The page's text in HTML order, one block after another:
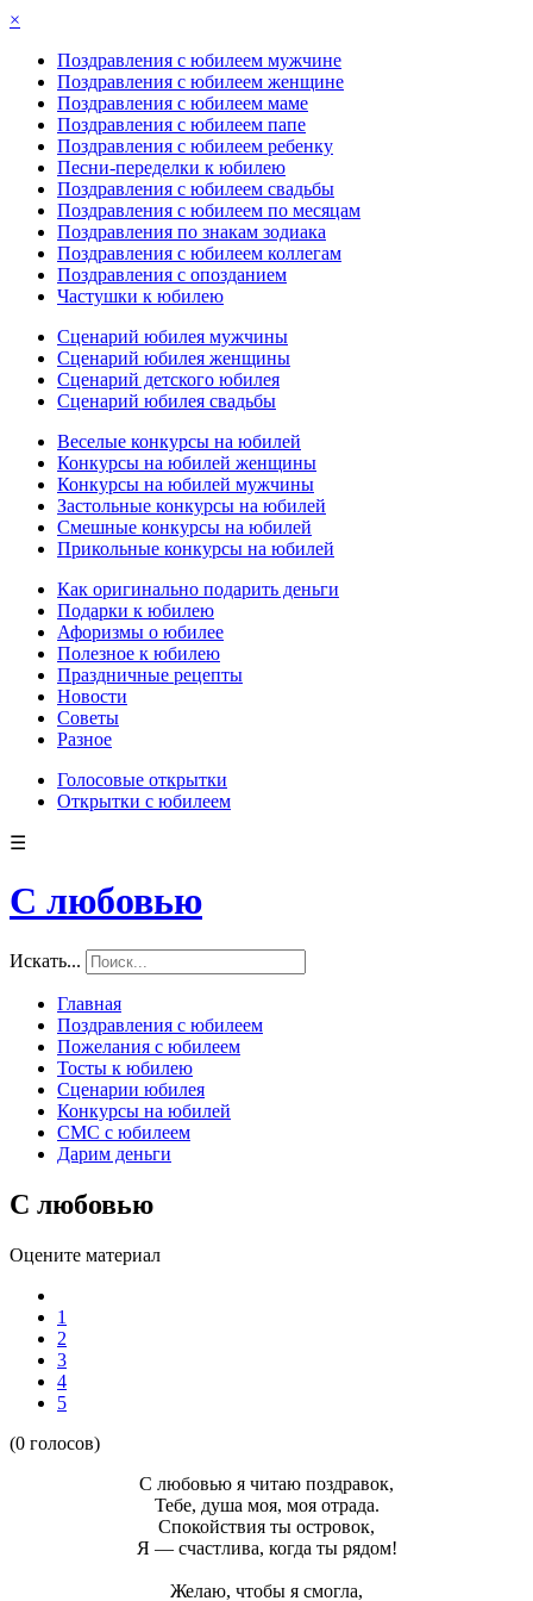
×
Поздравления с юбилеем мужчине
Поздравления с юбилеем женщине
Поздравления с юбилеем маме
Поздравления с юбилеем папе
Поздравления с юбилеем ребенку
Песни-переделки к юбилею
Поздравления с юбилеем свадьбы
Поздравления с юбилеем по месяцам
Поздравления по знакам зодиака
Поздравления с юбилеем коллегам
Поздравления с опозданием
Частушки к юбилею
Сценарий юбилея мужчины
Сценарий юбилея женщины
Сценарий детского юбилея
Сценарий юбилея свадьбы
Веселые конкурсы на юбилей
Конкурсы на юбилей женщины
Конкурсы на юбилей мужчины
Застольные конкурсы на юбилей
Смешные конкурсы на юбилей
Прикольные конкурсы на юбилей
Как оригинально подарить деньги
Подарки к юбилею
Афоризмы о юбилее
Полезное к юбилею
Праздничные рецепты
Новости
Советы
Разное
Голосовые открытки
Открытки с юбилеем
☰
С любовью
Искать...
Главная
Поздравления с юбилеем
Пожелания с юбилеем
Тосты к юбилею
Сценарии юбилея
Конкурсы на юбилей
СМС с юбилеем
Дарим деньги
С любовью
Оцените материал
1
2
3
4
5
(0 голосов)
С любовью я читаю поздравок,
Тебе, душа моя, моя отрада.
Спокойствия ты островок,
Я — счастлива, когда ты рядом!
Желаю, чтобы я смогла,